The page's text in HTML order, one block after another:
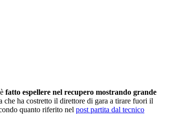
fatto espellere nel recupero mostrando grande
che ha costretto il direttore di gara a tirare fuori il
quanto riferito nel post partita dal tecnico